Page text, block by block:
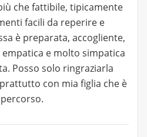
che fattibile, tipicamente
facili da reperire e
è preparata, accogliente,
e molto simpatica
Posso solo ringraziarla
con mia figlia che è